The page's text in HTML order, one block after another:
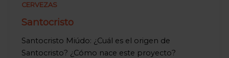
CERVEZAS
Santocristo
Santocristo Miúdo: ¿Cuál es el origen de
Santocristo? ¿Cómo nace este proyecto?